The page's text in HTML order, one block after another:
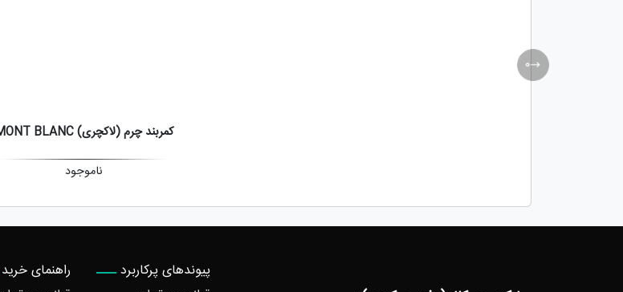
کمربند چرم (لاکچری) MONT BLANC
ناموجود
پیوندهای پرکاربرد راهنمای خرید